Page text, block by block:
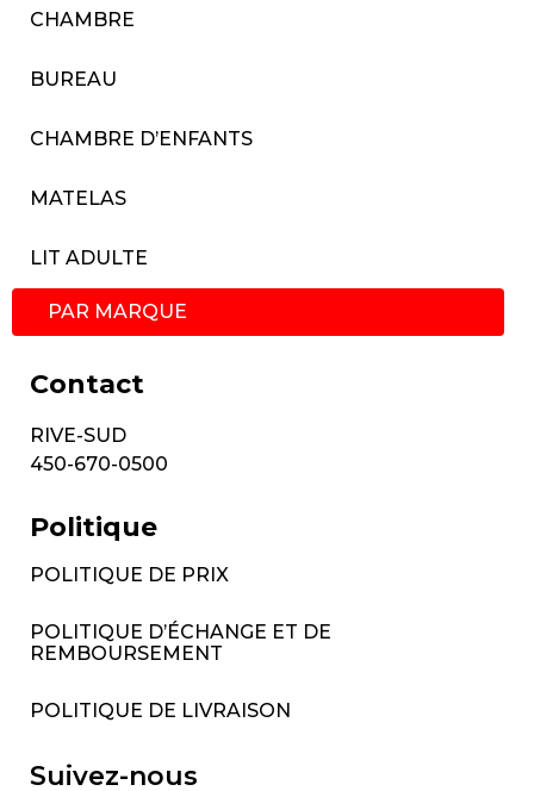
CHAMBRE
BUREAU
CHAMBRE D’ENFANTS
MATELAS
LIT ADULTE
PAR MARQUE
Contact
RIVE-SUD
450-670-0500
Politique
POLITIQUE DE PRIX
POLITIQUE D’ÉCHANGE ET DE
REMBOURSEMENT
POLITIQUE DE LIVRAISON
Suivez-nous